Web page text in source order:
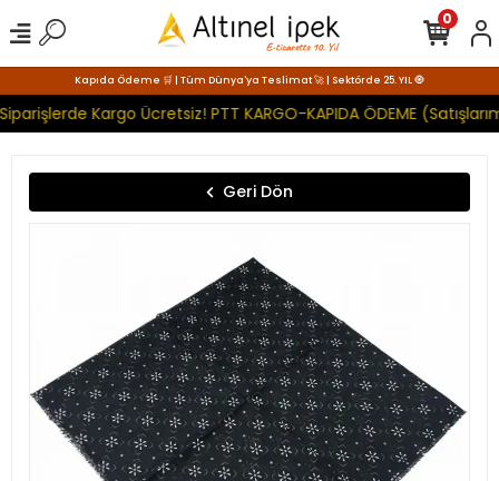
Kapıda Ödeme 🛒 | Tüm Dünya'ya Teslimat 🚀 | Sektörde 25. YIL 🧿
Kargo Ücretsiz! PTT KARGO-KAPIDA ÖDEME
0
Geri Dön